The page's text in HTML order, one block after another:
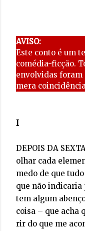
AVISO:
Este conto é um
comédia-ficção.
envolvidas foram
mera
I
DEPOIS DA
olhar cada
medo de que
que não indicaria
tem algum
coisa – que acha
rir do que me